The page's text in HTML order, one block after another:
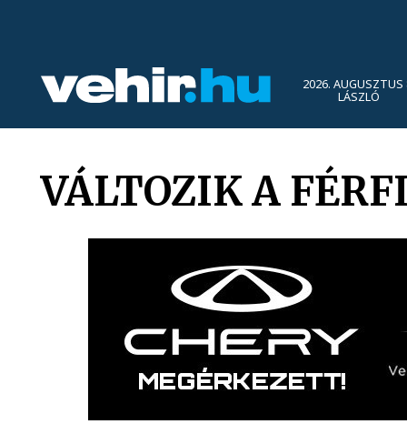
2026. AUGUSZTUS
LÁSZLÓ
VÁLTOZIK A